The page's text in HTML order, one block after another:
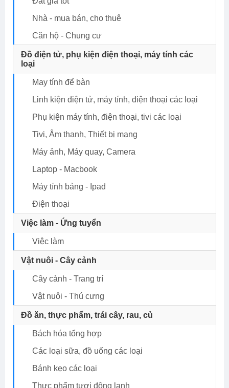
nhà - mua bán, cho thuê
Căn hộ - Chung cư
Đồ điện tử, phụ kiện điện thoại, máy tính các
loại
May tính để bàn
Linh kiện điện tử, máy tính, điện thoại các loại
Phụ kiện máy tính, điện thoại, tivi các loại
Tivi, Âm thanh, Thiết bị mạng
Máy ảnh, Máy quay, Camera
Laptop - Macbook
Máy tính bảng - Ipad
Điện thoại
Việc làm - Ứng tuyển
Việc làm
Vật nuôi - Cây cảnh
Cây cảnh - Trang trí
Vật nuôi - Thú cưng
Đồ ăn, thực phẩm, trái cây, rau, củ
Bách hóa tổng hợp
Các loại sữa, đồ uống các loại
Bánh kẹo các loại
Thực phẩm tươi đông lạnh